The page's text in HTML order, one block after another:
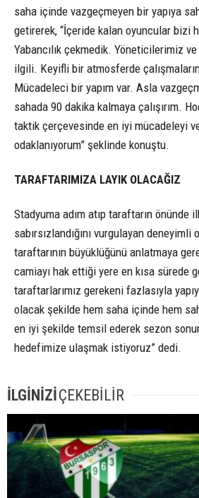
saha içinde vazgeçmeyen bir yapıya
getirerek, “İçeride kalan oyuncular bizi
Yabancılık çekmedik. Yöneticilerimiz
ilgili. Keyifli bir atmosferde
Mücadeleci bir yapım var. Asla
sahada 90 dakika kalmaya çalışırım.
taktik çerçevesinde en iyi mücadeleyi
odaklanıyorum” şeklinde konuştu.
TARAFTARIMIZA LAYIK OLACAĞIZ
Stadyuma adım atıp taraftarın önünde
sabırsızlandığını vurgulayan
taraftarının büyüklüğünü anlatmaya
camiayı hak ettiği yere en kısa sürede
taraftarlarımız gerekeni fazlasıyla
olacak şekilde hem saha içinde hem
en iyi şekilde temsil ederek sezon
hedefimize ulaşmak istiyoruz” dedi.
İLGİNİZİÇEKEBİLİR